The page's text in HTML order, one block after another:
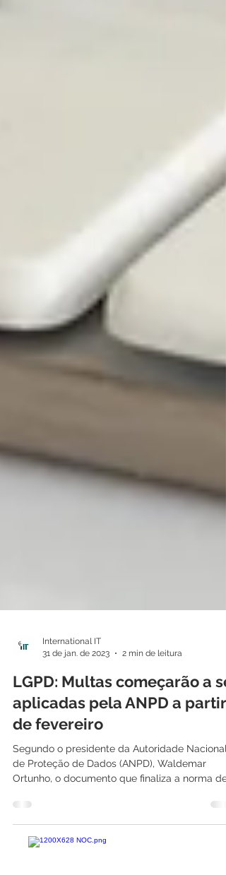
International IT
31 de jan. de 2023
2 min de leitura
LGPD: Multas começarão a
aplicadas pela ANPD a partir
de fevereiro
Segundo o presidente da Autoridade Nacional
dosimetria...